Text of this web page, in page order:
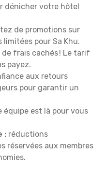
dénicher votre hôtel
de promotions sur
pour Sa Khu.
de frais cachés ! Le tarif
payez.
aux retours
pour garantir un
équipe est là pour vous
: réductions
réservées aux membres